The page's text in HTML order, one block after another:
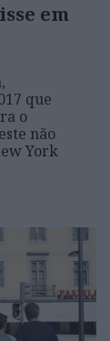
em
que
o
não
York